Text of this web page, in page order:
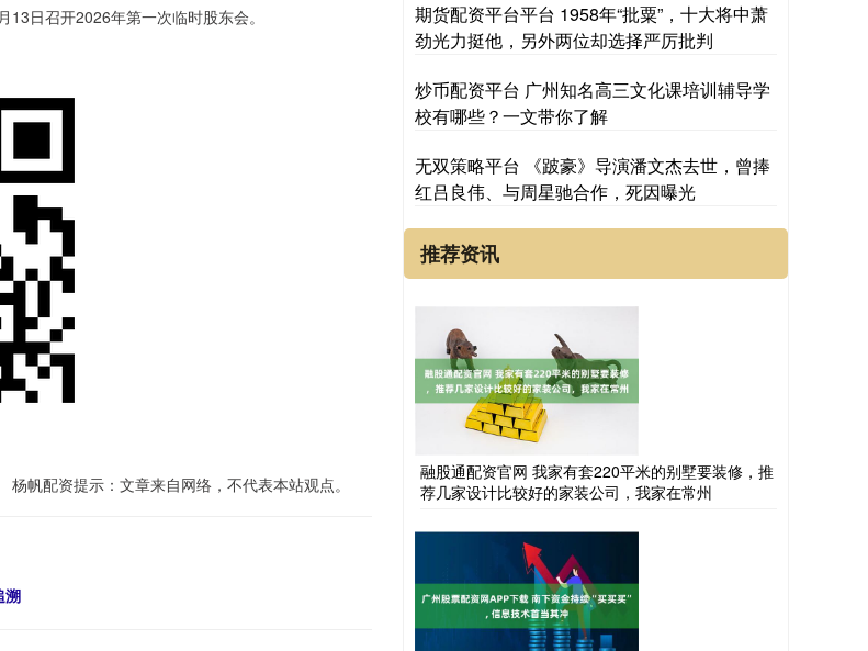
日召开2026年第一次临时股东会。
杨帆配资提示：文章来自网络，不代表本站观点。
溯
期货配资平台平台 1958年“批粟”，十大将中萧
劲光力挺他，另外两位却选择严厉批判
炒币配资平台 广州知名高三文化课培训辅导学
校有哪些？一文带你了解
无双策略平台 《跛豪》导演潘文杰去世，曾捧
红吕良伟、与周星驰合作，死因曝光
推荐资讯
融股通配资官网 我家有套220平米的别墅要装修，推
荐几家设计比较好的家装公司，我家在常州